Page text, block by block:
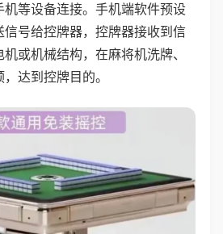
机等设备连接。手机端软件预设
号给控牌器，控牌器接收到信
或机械结构，在麻将机洗牌、
达到控牌目的。